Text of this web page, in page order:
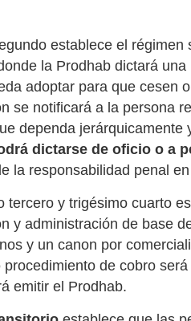
establece el régimen
la Prodhab dictará
adoptar para que cesen
se notificará a la persona
dependa jerárquicamente
dictarse de oficio o a
la responsabilidad penal
tercero y trigésimo cuarto
y administración de base
y un canon por
de cobro
emitir el Prodhab.